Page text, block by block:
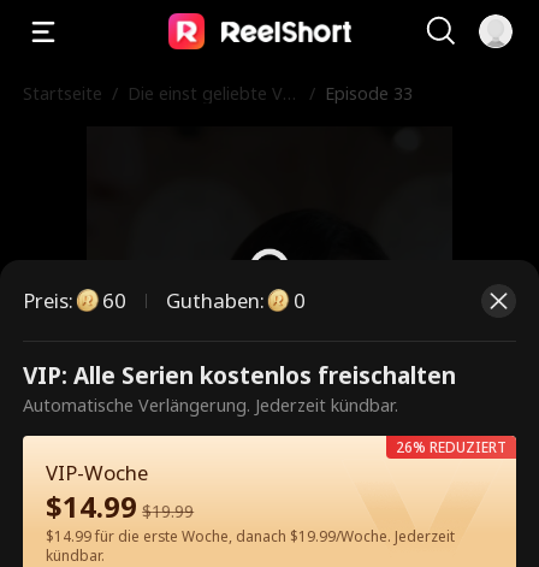
Startseite / Die einst geliebte Ver
/ Episode 33
Dies ist eine kostenpflichtige
Episode. Bitte entsperren, um
60 Jetzt entsperren
Preis: 60 Guthaben: 0
VIP: Alle Serien kostenlos freischalten
Automatische Verlängerung. Jederzeit kündbar.
VIP-Woche
$14.99 $19.99
$14.99 für die erste Woche, danach $19.99/Woche. Jederzeit
kündbar.
26% REDUZIERT